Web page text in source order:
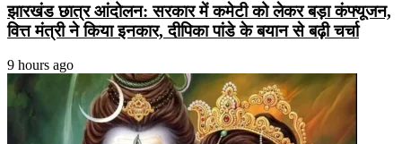
झारखंड छात्र आंदोलन: सरकार में कमेटी को लेकर बड़ा कंफ्यूजन,
वित्त मंत्री ने किया इनकार, दीपिका पांडे के बयान से बढ़ी चर्चा
9 hours ago